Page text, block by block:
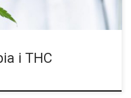
i THC